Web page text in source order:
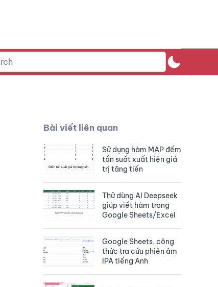
Bài viết liên quan
Sử dụng hàm MAP đếm
tần suất xuất hiện giá
trị tăng tiến
Thử dùng AI Deepseek
giúp viết hàm trong
Google Sheets/Excel
Google Sheets, công
thức tra cứu phiên âm
IPA tiếng Anh